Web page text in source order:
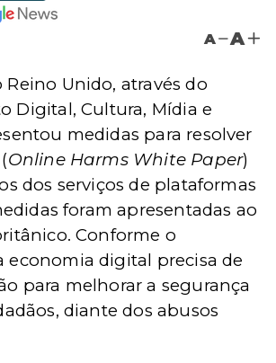
A A
Unido, através do
Digital, Cultura, Mídia e
medidas para resolver
Online Harms White Paper)
dos serviços de plataformas
foram apresentadas ao
Conforme o
economia digital precisa de
para melhorar a segurança
diante dos abusos